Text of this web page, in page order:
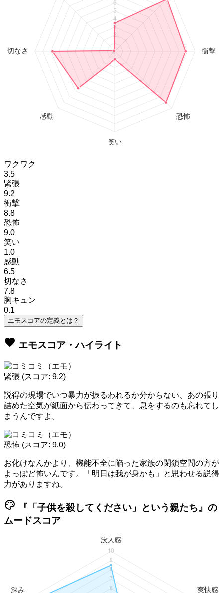
ワクワク
3.5
緊張
9.2
衝撃
8.8
恐怖
9.0
笑い
1.0
感動
6.5
切なさ
7.8
胸キュン
0.1
エモスコアの定義とは？
favorite エモスコア・ハイライト
緊張 (スコア: 9.2)
説得の現場でいつ暴力が振るわれるか分からない、あの張り
詰めた空気が紙面から伝わってきて、息をするのも忘れてし
まうんですよ。
恐怖 (スコア: 9.0)
お化けなんかより、機能不全に陥った家族の閉鎖空間の方が
よっぽど怖いんです。「明日は我が身かも」と思わせる説得
力がありますね。
palette 『「子供を殺してください」という親たち』の
ムードスコア